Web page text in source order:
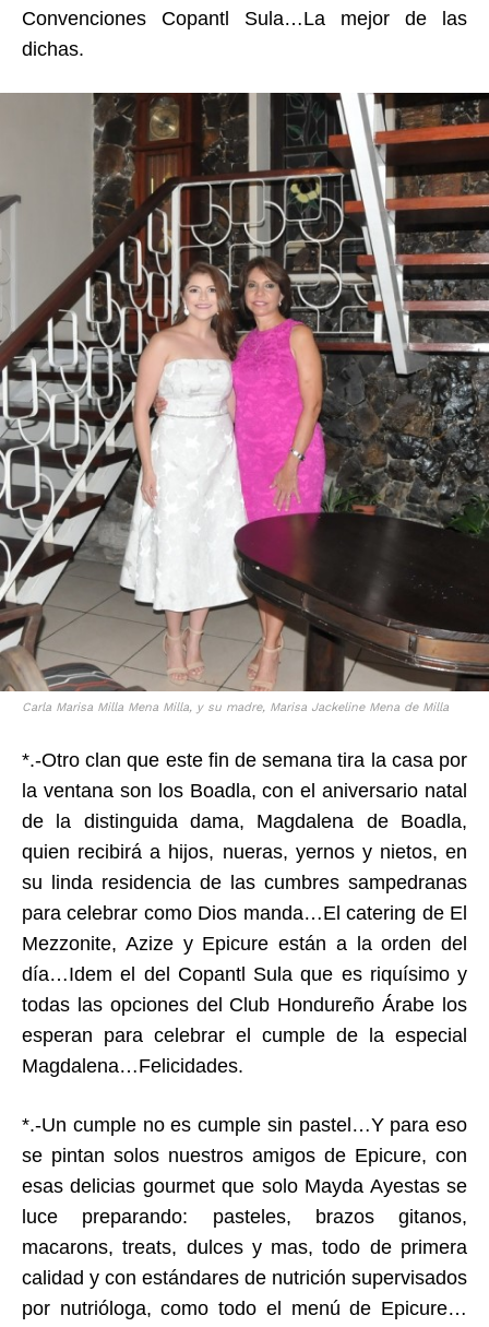
Convenciones Copantl Sula…La mejor de las
dichas.
Carla Marisa Milla Mena Milla, y su madre, Marisa Jackeline Mena de Milla
*.-Otro clan que este fin de semana tira la casa por
la ventana son los Boadla, con el aniversario natal
de la distinguida dama, Magdalena de Boadla,
quien recibirá a hijos, nueras, yernos y nietos, en
su linda residencia de las cumbres sampedranas
para celebrar como Dios manda…El catering de El
Mezzonite, Azize y Epicure están a la orden del
día…Idem el del Copantl Sula que es riquísimo y
todas las opciones del Club Hondureño Árabe los
esperan para celebrar el cumple de la especial
Magdalena…Felicidades.
*.-Un cumple no es cumple sin pastel…Y para eso
se pintan solos nuestros amigos de Epicure, con
esas delicias gourmet que solo Mayda Ayestas se
luce preparando: pasteles, brazos gitanos,
macarons, treats, dulces y mas, todo de primera
calidad y con estándares de nutrición supervisados
por nutrióloga, como todo el menú de Epicure…